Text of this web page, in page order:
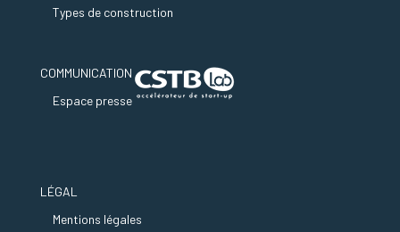
Types de construction
COMMUNICATION
Espace presse
LÉGAL
Mentions légales